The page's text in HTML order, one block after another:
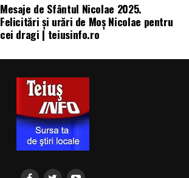
Mesaje de Sfântul Nicolae 2025.
Felicitări și urări de Moș Nicolae pentru
cei dragi | teiusinfo.ro